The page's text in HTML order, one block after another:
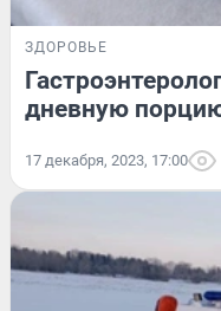
ЗДОРОВЬЕ
дневную
17 декабря, 2023, 17:00